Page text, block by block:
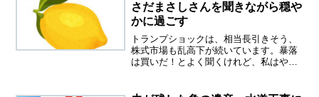
さだまさしさんを聞きながら穏や
かに過ごす
トランプショックは、相当長引きそう、
株式市場も乱高下が続いています。暴落
は買いだ！とよく聞くけれど、私はやめ